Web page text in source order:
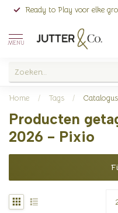
Ready to Play voor elke
MENU
Home / Tags /
Producten
2026 - Pixio